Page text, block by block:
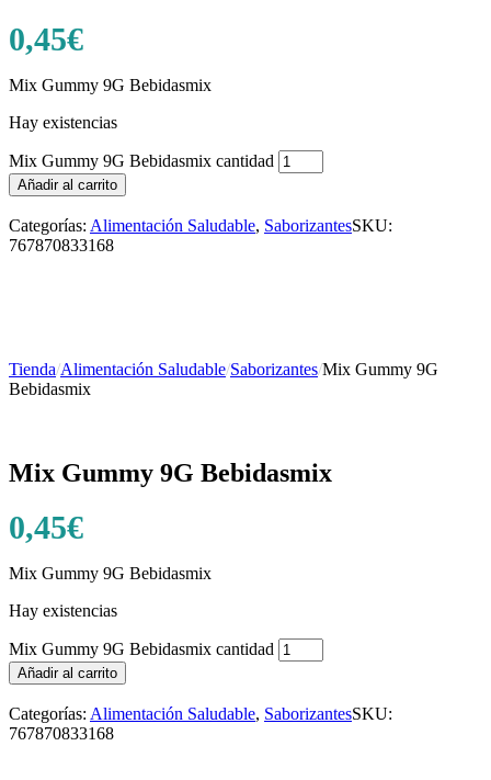
0,45€
Mix Gummy 9G Bebidasmix
Hay existencias
Mix Gummy 9G Bebidasmix cantidad
Añadir al carrito
Categorías: Alimentación Saludable, SaborizantesSKU:
767870833168
Tienda/Alimentación Saludable/Saborizantes/Mix Gummy 9G
Bebidasmix
Mix Gummy 9G Bebidasmix
0,45€
Mix Gummy 9G Bebidasmix
Hay existencias
Mix Gummy 9G Bebidasmix cantidad
Añadir al carrito
Categorías: Alimentación Saludable, SaborizantesSKU:
767870833168